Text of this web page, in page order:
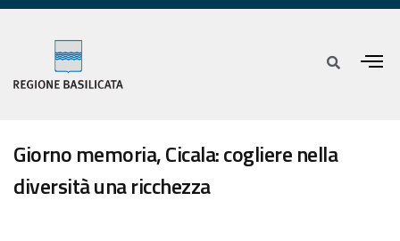
Giorno memoria, Cicala: cogliere nella
diversità una ricchezza